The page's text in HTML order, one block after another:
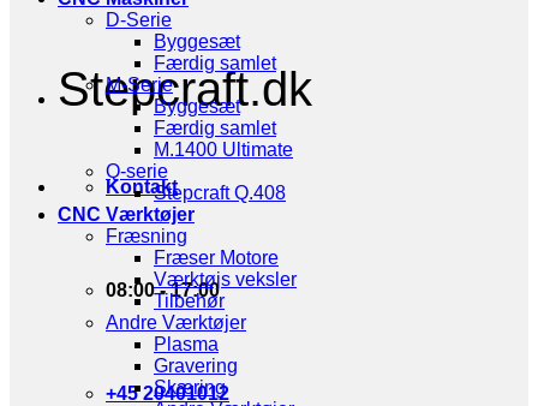
Stepcraft.dk
Kontakt
08:00 - 17:00
+45 20401012
D-Serie
Byggesæt
Færdig samlet
M-Serie
Byggesæt
Færdig samlet
M.1400 Ultimate
Q-serie
Stepcraft Q.408
CNC Værktøjer
Fræsning
Fræser Motore
Værktøjs veksler
Tilbehør
Andre Værktøjer
Plasma
Gravering
Skæring